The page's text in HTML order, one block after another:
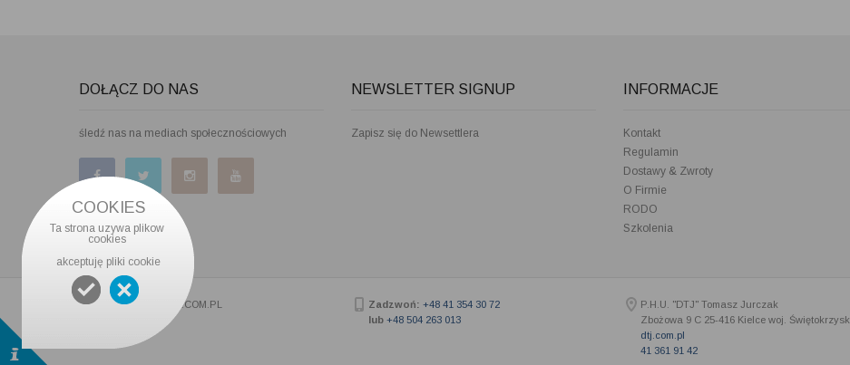
DOŁĄCZ DO NAS
śledź nas na mediach społecznościowych
NEWSLETTER SIGNUP
Zapisz się do Newsettlera
INFORMACJE
Kontakt
Regulamin
Dostawy & Zwroty
O Firmie
RODO
Szkolenia
Copyright © 2026 DTJ.COM.PL Zadzwoń: +48 41 354 30 72
lub +48 504 263 013
P.H.U. "DTJ" Tomasz Jurczak
Zbożowa 9 C 25-416 Kielce woj.
dtj.com.pl
41 361 91 42
COOKIES
Ta strona uzywa plikow
cookies
akceptuję pliki cookie